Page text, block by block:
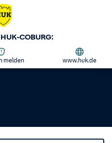
COBURG:
melden www.huk.de